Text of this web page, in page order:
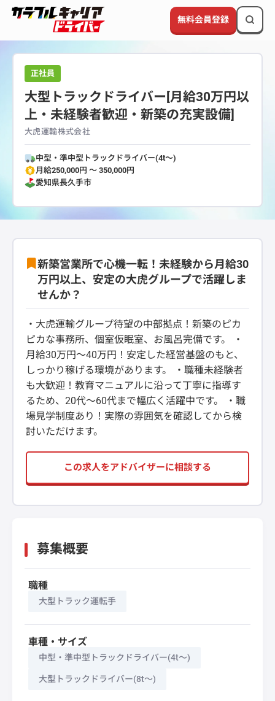
無料会員登録
正社員
大型トラックドライバー[月給30万円以
上・未経験者歓迎・新築の充実設備]
大虎運輸株式会社
中型・準中型トラックドライバー(4t～)
月給250,000円 〜 350,000円
愛知県長久手市
新築営業所で心機一転！未経験から月給30
万円以上、安定の大虎グループで活躍しま
せんか？
・大虎運輸グループ待望の中部拠点！新築のピカ
ピカな事務所、個室仮眠室、お風呂完備です。 ・
月給30万円〜40万円！安定した経営基盤のもと、
しっかり稼げる環境があります。 ・職種未経験者
も大歓迎！教育マニュアルに沿って丁寧に指導す
るため、20代〜60代まで幅広く活躍中です。 ・職
場見学制度あり！実際の雰囲気を確認してから検
討いただけます。
この求人をアドバイザーに相談する
募集概要
職種
大型トラック運転手
車種・サイズ
中型・準中型トラックドライバー(4t～)
大型トラックドライバー(8t～)